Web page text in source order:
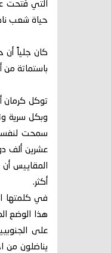
حياة شعب
كان جلياً أن
باستماتة من
توكل كرمان
وبكل سرية
سمحت
عشرين ألف
المقاييس
أكثر.
في كلمتها
هذا الوضع
على
يناضلون من